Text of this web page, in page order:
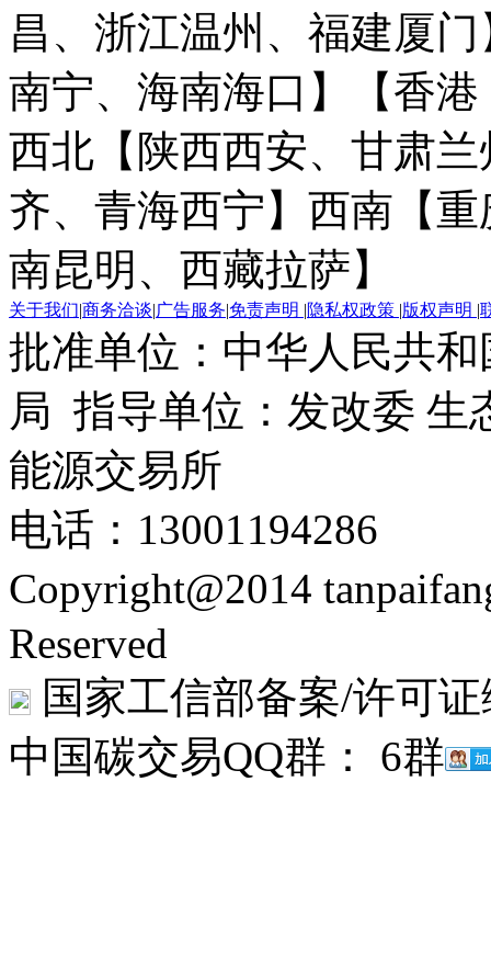
昌、浙江温州、福建厦门
南宁、海南海口】
【香
西北【陕西西安、甘肃
齐、青海西宁】 西南【
南昆明、西藏拉萨】
关于我们|商务洽谈|广告服务|免责声明 |隐私权政策 |版权声明 |
批准单位：中华人民共
局 指导单位：发改委 生
能源交易所
电话：13001194286
Copyright@2014
Reserved
国家工信部备案/许可
中国碳交易QQ群： 6群